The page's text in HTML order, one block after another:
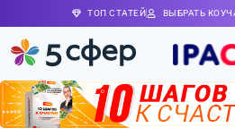
ТОП СТАТЕЙ ВЫБРАТЬ